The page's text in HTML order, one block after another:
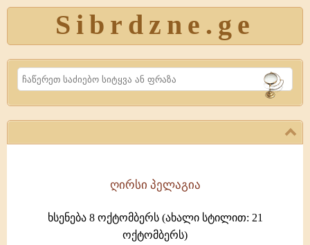
Sibrdzne.ge
Search
ედესელმა
ღირსი პელაგია
ხსენება 8 ოქტომბერს (ახალი სტილით: 21
ოქტომბერს)